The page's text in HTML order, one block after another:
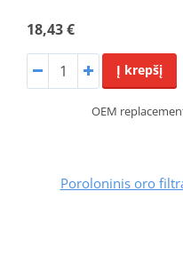
18,43 €
Į krepšį
OEM
Poroloninis oro